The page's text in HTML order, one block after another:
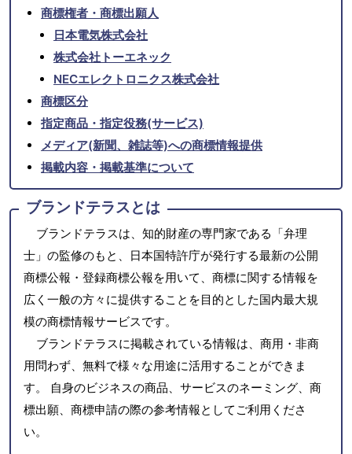
商標権者・商標出願人
日本電気株式会社
株式会社トーエネック
NECエレクトロニクス株式会社
商標区分
指定商品・指定役務(サービス)
メディア(新聞、雑誌等)への商標情報提供
掲載内容・掲載基準について
ブランドテラスとは
ブランドテラスは、知的財産の専門家である「弁理
士」の監修のもと、日本国特許庁が発行する最新の公開
商標公報・登録商標公報を用いて、商標に関する情報を
広く一般の方々に提供することを目的とした国内最大規
模の商標情報サービスです。
ブランドテラスに掲載されている情報は、商用・非商
用問わず、無料で様々な用途に活用することができま
す。 自身のビジネスの商品、サービスのネーミング、商
標出願、商標申請の際の参考情報としてご利用くださ
い。